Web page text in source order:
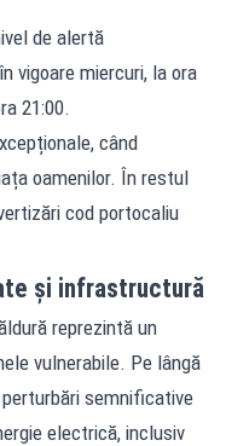
de alertă
vigoare miercuri, la ora
21:00.
când
oamenilor. În restul
cod portocaliu
și infrastructură
reprezintă un
vulnerabile. Pe lângă
semnificative
electrică, inclusiv